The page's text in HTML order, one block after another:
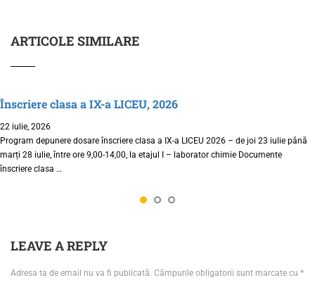
ARTICOLE SIMILARE
Înscriere clasa a IX-a LICEU, 2026
22 iulie, 2026
Program depunere dosare înscriere clasa a IX-a LICEU 2026 – de joi 23 iulie până
marți 28 iulie, între ore 9,00-14,00, la etajul I – laborator chimie Documente
înscriere clasa …
LEAVE A REPLY
Adresa ta de email nu va fi publicată. Câmpurile obligatorii sunt marcate cu *